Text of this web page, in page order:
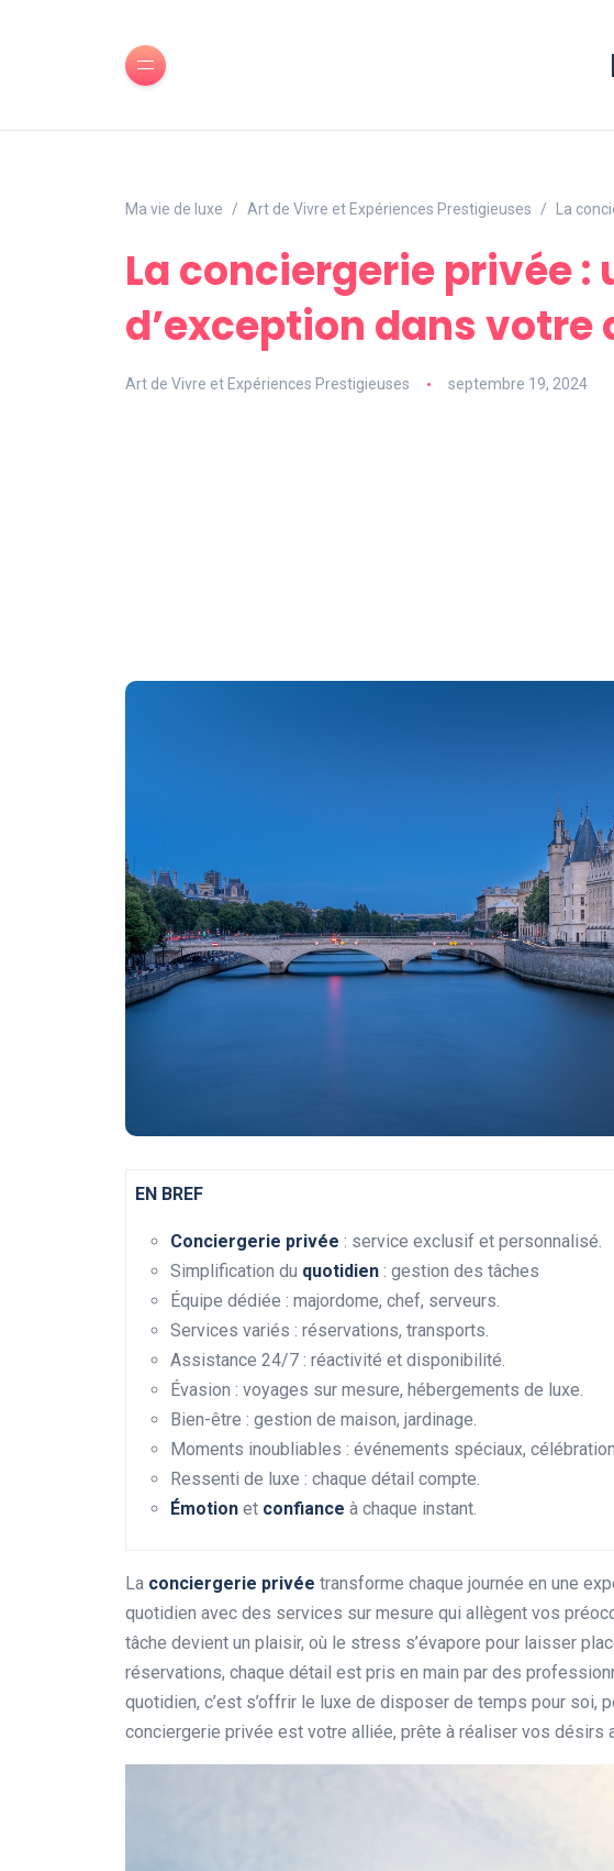
Ma vie de luxe Art de Vivre et Expériences Prestigieuses La
La conciergerie privée :
d’exception dans votre
Art de Vivre et Expériences Prestigieuses septembre 19, 2024
EN BREF
Conciergerie privée : service exclusif et personnalisé.
Simplification du quotidien : gestion des tâches
Équipe dédiée : majordome, chef, serveurs.
Services variés : réservations, transports.
Assistance 24/7 : réactivité et disponibilité.
Évasion : voyages sur mesure, hébergements de luxe.
Bien-être : gestion de maison, jardinage.
Moments inoubliables : événements spéciaux,
Ressenti de luxe : chaque détail compte.
Émotion et confiance à chaque instant.
La conciergerie privée transforme chaque journée en une
quotidien avec des services sur mesure qui allègent vos
tâche devient un plaisir, où le stress s’évapore pour laisser
réservations, chaque détail est pris en main par des
quotidien, c’est s’offrir le luxe de disposer de temps pour soi,
conciergerie privée est votre alliée, prête à réaliser vos désirs